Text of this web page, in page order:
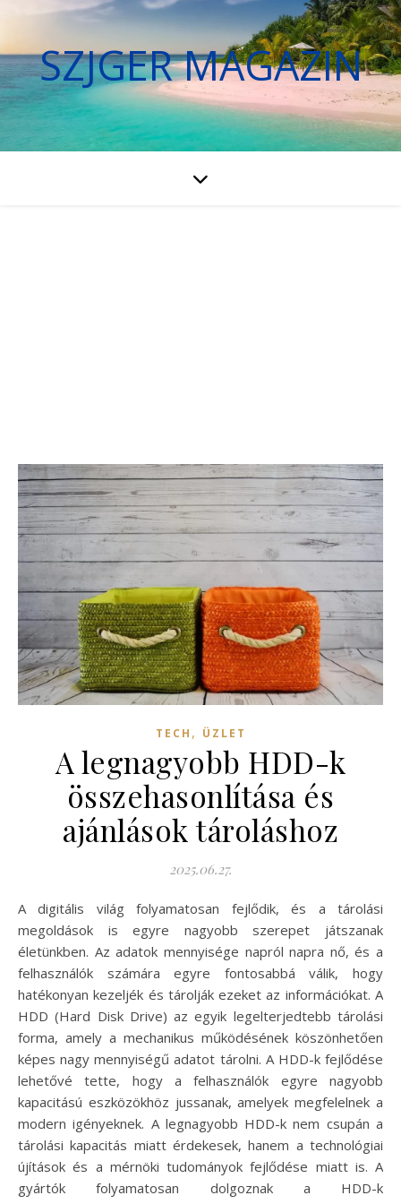
SZJGER MAGAZIN
TECH , ÜZLET
A legnagyobb HDD-k
összehasonlítása és
ajánlások tároláshoz
2025.06.27.
A digitális világ folyamatosan fejlődik, és a tárolási
megoldások is egyre nagyobb szerepet játszanak
életünkben. Az adatok mennyisége napról napra nő, és a
felhasználók számára egyre fontosabbá válik, hogy
hatékonyan kezeljék és tárolják ezeket az információkat. A
HDD (Hard Disk Drive) az egyik legelterjedtebb tárolási
forma, amely a mechanikus működésének köszönhetően
képes nagy mennyiségű adatot tárolni. A HDD-k fejlődése
lehetővé tette, hogy a felhasználók egyre nagyobb
kapacitású eszközökhöz jussanak, amelyek megfelelnek a
modern igényeknek. A legnagyobb HDD-k nem csupán a
tárolási kapacitás miatt érdekesek, hanem a technológiai
újítások és a mérnöki tudományok fejlődése miatt is. A
gyártók folyamatosan dolgoznak a HDD-k